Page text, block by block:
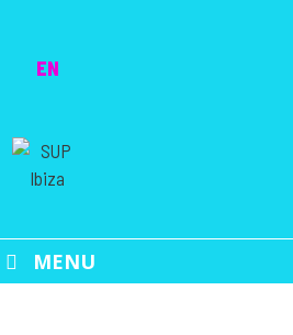
EN
MENU